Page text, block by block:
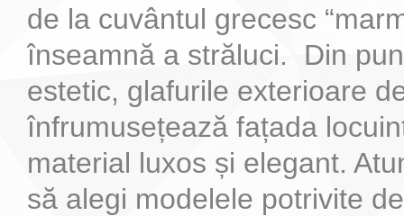
de la cuvântul grecesc
înseamnă a străluci. Din
estetic, glafurile exterioare
înfrumusețează fațada
material luxos și elegant.
să alegi modelele potrivite